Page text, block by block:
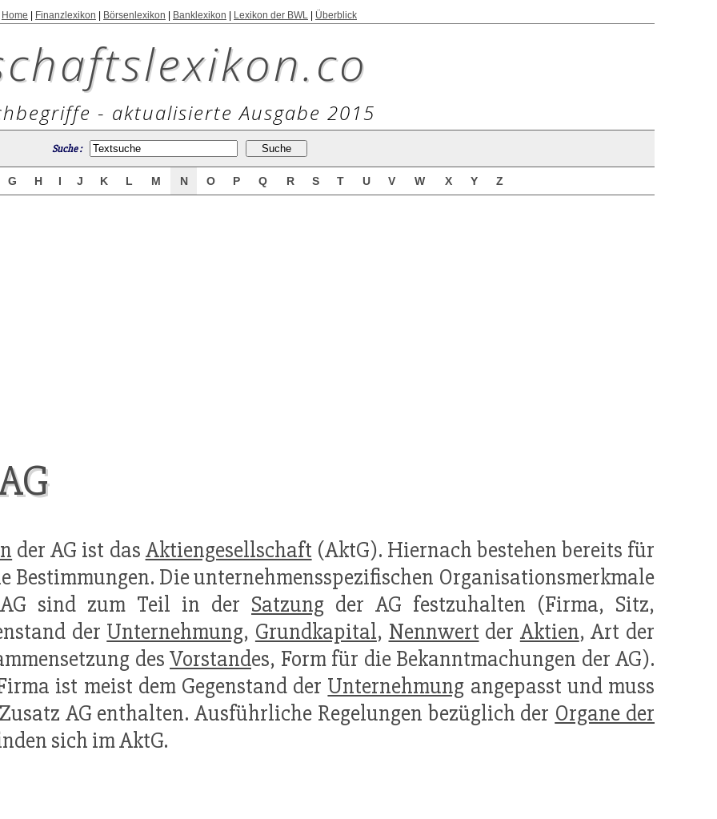
Home Finanzlexikon Börsenlexikon Banklexikon Lexikon der BWL Überblick
- aktualisierte Ausgabe 2015
Suche :
G H I J K L M N O P Q R S T U V W X Y Z
der AG ist das Aktiengesellschaft (AktG). Hiernach bestehen bereits für
Bestimmungen. Die unternehmensspezifischen Organisationsmerkmale
sind zum Teil in der Satzung der AG festzuhalten (Firma, Sitz,
der Unternehmung, Grundkapital, Nennwert der Aktien, Art der
des Vorstandes, Form für die Bekanntmachungen der AG).
ist meist dem Gegenstand der Unternehmung angepasst und muss
AG enthalten. Ausführliche Regelungen bezüglich der Organe der
sich im AktG.